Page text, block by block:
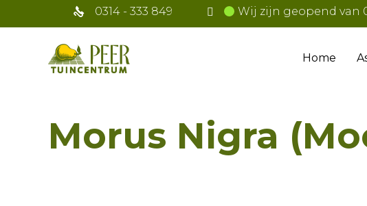
0314 - 333 849 Wij zijn geopend van
Home
Morus Nigra